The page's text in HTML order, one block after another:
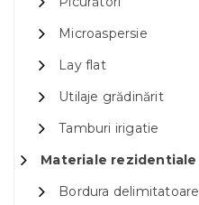
Microaspersie
Lay flat
Utilaje grădinărit
Tamburi irigatie
Materiale rezidentiale
Bordura delimitatoare